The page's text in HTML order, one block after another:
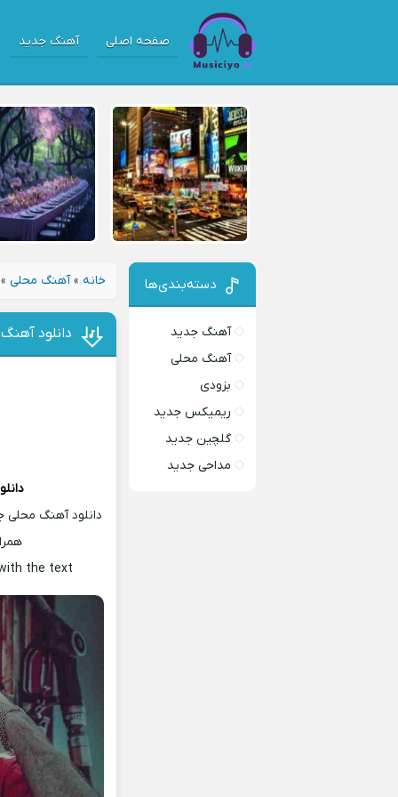
صفحه اصلی آهنگ جدید
خانه »آهنگ محلی
دانلود
دانلود آهنگ محلی
the text
دسته‌بندی‌ها
آهنگ جدید
آهنگ محلی
بزودی
ریمیکس جدید
گلچین جدید
مداحی جدید